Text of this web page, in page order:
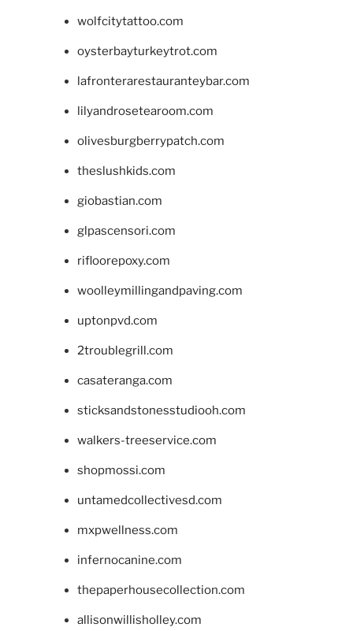
wolfcitytattoo.com
oysterbayturkeytrot.com
lafronterarestauranteybar.com
lilyandrosetearoom.com
olivesburgberrypatch.com
theslushkids.com
giobastian.com
glpascensori.com
rifloorepoxy.com
woolleymillingandpaving.com
uptonpvd.com
2troublegrill.com
casateranga.com
sticksandstonesstudiooh.com
walkers-treeservice.com
shopmossi.com
untamedcollectivesd.com
mxpwellness.com
infernocanine.com
thepaperhousecollection.com
allisonwillisholley.com